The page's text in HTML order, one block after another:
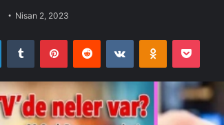
Nisan 2, 2023
LinkedInTumblr PinterestReddit VKontakteOdnoklassniki
Pocket